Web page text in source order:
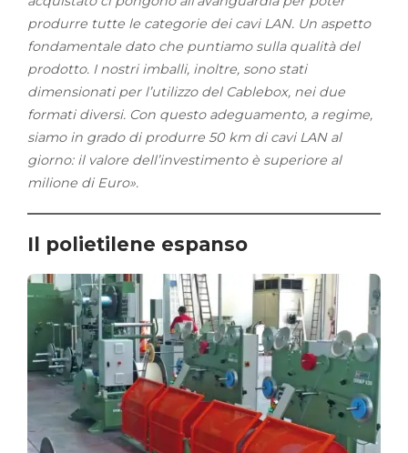
produrre tutte le categorie dei cavi LAN. Un aspetto
fondamentale dato che puntiamo sulla qualità del
prodotto. I nostri imballi, inoltre, sono stati
dimensionati per l’utilizzo del Cablebox, nei due
formati diversi. Con questo adeguamento, a regime,
siamo in grado di produrre 50 km di cavi LAN al
giorno: il valore dell’investimento è superiore al
milione di Euro».
Il polietilene espanso